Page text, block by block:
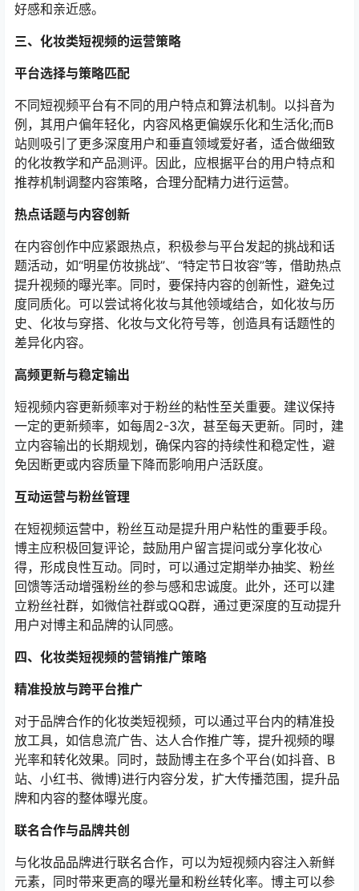
好感和亲近感。
三、化妆类短视频的运营策略
平台选择与策略匹配
不同短视频平台有不同的用户特点和算法机制。以抖音为
例，其用户偏年轻化，内容风格更偏娱乐化和生活化;而B
站则吸引了更多深度用户和垂直领域爱好者，适合做细致
的化妆教学和产品测评。因此，应根据平台的用户特点和
推荐机制调整内容策略，合理分配精力进行运营。
热点话题与内容创新
在内容创作中应紧跟热点，积极参与平台发起的挑战和话
题活动，如“明星仿妆挑战”、“特定节日妆容”等，借助热点
提升视频的曝光率。同时，要保持内容的创新性，避免过
度同质化。可以尝试将化妆与其他领域结合，如化妆与历
史、化妆与穿搭、化妆与文化符号等，创造具有话题性的
差异化内容。
高频更新与稳定输出
短视频内容更新频率对于粉丝的粘性至关重要。建议保持
一定的更新频率，如每周2-3次，甚至每天更新。同时，建
立内容输出的长期规划，确保内容的持续性和稳定性，避
免因断更或内容质量下降而影响用户活跃度。
互动运营与粉丝管理
在短视频运营中，粉丝互动是提升用户粘性的重要手段。
博主应积极回复评论，鼓励用户留言提问或分享化妆心
得，形成良性互动。同时，可以通过定期举办抽奖、粉丝
回馈等活动增强粉丝的参与感和忠诚度。此外，还可以建
立粉丝社群，如微信社群或QQ群，通过更深度的互动提升
用户对博主和品牌的认同感。
四、化妆类短视频的营销推广策略
精准投放与跨平台推广
对于品牌合作的化妆类短视频，可以通过平台内的精准投
放工具，如信息流广告、达人合作推广等，提升视频的曝
光率和转化效果。同时，鼓励博主在多个平台(如抖音、B
站、小红书、微博)进行内容分发，扩大传播范围，提升品
牌和内容的整体曝光度。
联名合作与品牌共创
与化妆品品牌进行联名合作，可以为短视频内容注入新鲜
元素，同时带来更高的曝光量和粉丝转化率。博主可以参